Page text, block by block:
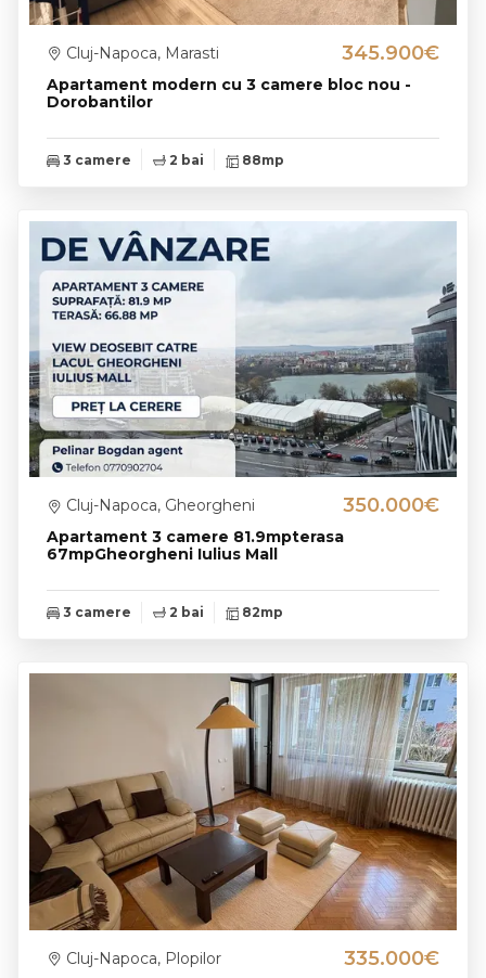
Apartament modern cu 3 camere bloc nou -
Dorobantilor
Cluj-Napoca, Marasti 345.900€
3 camere 2 bai 88mp
Apartament 3 camere 81.9mpterasa
67mpGheorgheni Iulius Mall
Cluj-Napoca, Gheorgheni 350.000€
3 camere 2 bai 82mp
Cluj-Napoca, Plopilor 335.000€